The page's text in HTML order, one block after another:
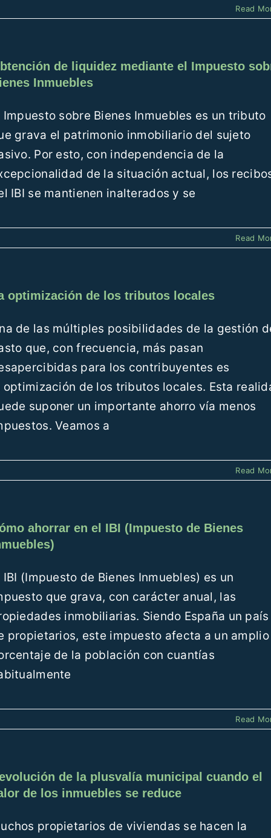
Read
de liquidez mediante el Impuesto
Inmuebles
Impuesto sobre Bienes Inmuebles es un tributo
grava el patrimonio inmobiliario del sujeto
Por esto, con independencia de la
de la situación actual, los
IBI se mantienen inalterados y se
Read
optimización de los tributos locales
de las múltiples posibilidades de la gestión
que, con frecuencia, más pasan
para los contribuyentes es
optimización de los tributos locales. Esta
suponer un importante ahorro vía menos
Veamos a
Read
ahorrar en el IBI (Impuesto de Bienes
IBI (Impuesto de Bienes Inmuebles) es un
que grava, con carácter anual, las
inmobiliarias. Siendo España un país
propietarios, este impuesto afecta a un amplio
de la población con cuantías
Read
de la plusvalía municipal cuando el
de los inmuebles se reduce
propietarios de viviendas se hacen la